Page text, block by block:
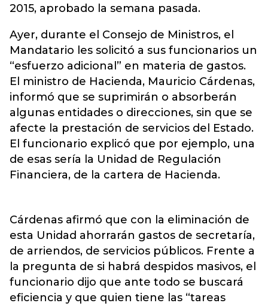
2015, aprobado la semana pasada.
Ayer, durante el Consejo de Ministros, el
Mandatario les solicitó a sus funcionarios un
“esfuerzo adicional” en materia de gastos.
El ministro de Hacienda, Mauricio Cárdenas,
informó que se suprimirán o absorberán
algunas entidades o direcciones, sin que se
afecte la prestación de servicios del Estado.
El funcionario explicó que por ejemplo, una
de esas sería la Unidad de Regulación
Financiera, de la cartera de Hacienda.
Cárdenas afirmó que con la eliminación de
esta Unidad ahorrarán gastos de secretaría,
de arriendos, de servicios públicos. Frente a
la pregunta de si habrá despidos masivos, el
funcionario dijo que ante todo se buscará
eficiencia y que quien tiene las “tareas